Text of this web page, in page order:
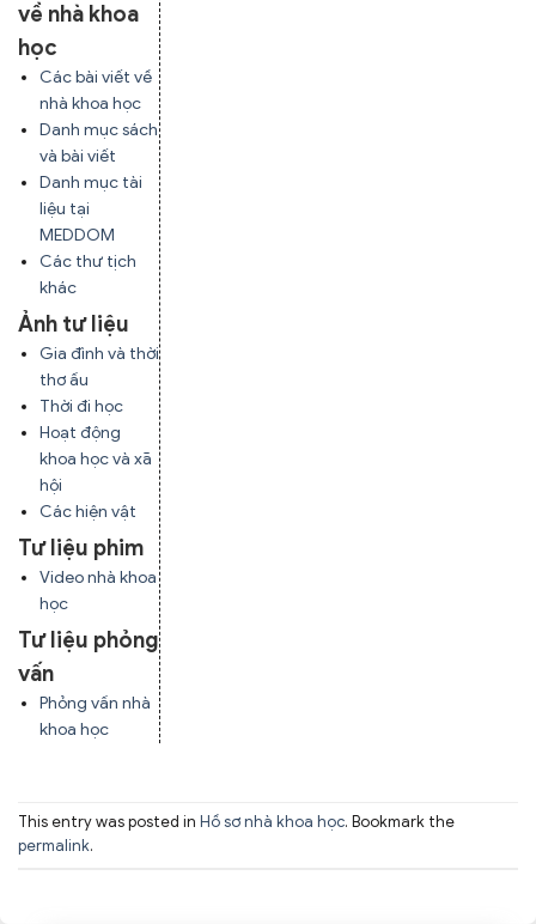
về nhà khoa
học
Các bài viết về
nhà khoa học
Danh mục sách
và bài viết
Danh mục tài
liệu tại
MEDDOM
Các thư tịch
khác
Ảnh tư liệu
Gia đình và thời
thơ ấu
Thời đi học
Hoạt động
khoa học và xã
hội
Các hiện vật
Tư liệu phim
Video nhà khoa
học
Tư liệu phỏng
vấn
Phỏng vấn nhà
khoa học
This entry was posted in Hồ sơ nhà khoa học. Bookmark the
permalink.